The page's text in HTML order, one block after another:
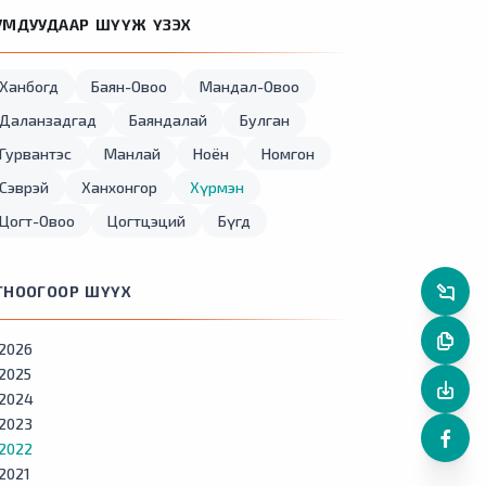
ШҮҮЖ ҮЗЭХ
Ханбогд Баян-Овоо
Мандал-Овоо
Даланзадгад
Баяндалай
Булган
Гурвантэс
Манлай Ноён
Номгон
Сэврэй
Ханхонгор
Хүрмэн
Цогт-Овоо
Цогтцэций Бүгд
ШҮҮХ